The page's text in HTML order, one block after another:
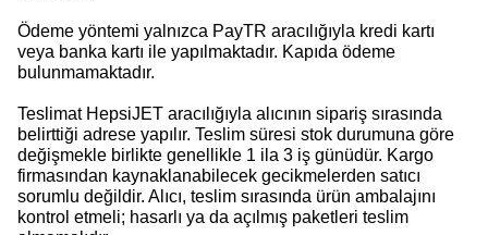
Ödeme yöntemi yalnızca PayTR aracılığıyla kredi kartı
veya banka kartı ile yapılmaktadır. Kapıda ödeme
bulunmamaktadır.
Teslimat HepsiJET aracılığıyla alıcının sipariş sırasında
belirttiği adrese yapılır. Teslim süresi stok durumuna göre
değişmekle birlikte genellikle 1 ila 3 iş günüdür. Kargo
firmasından kaynaklanabilecek gecikmelerden satıcı
sorumlu değildir. Alıcı, teslim sırasında ürün ambalajını
kontrol etmeli; hasarlı ya da açılmış paketleri teslim